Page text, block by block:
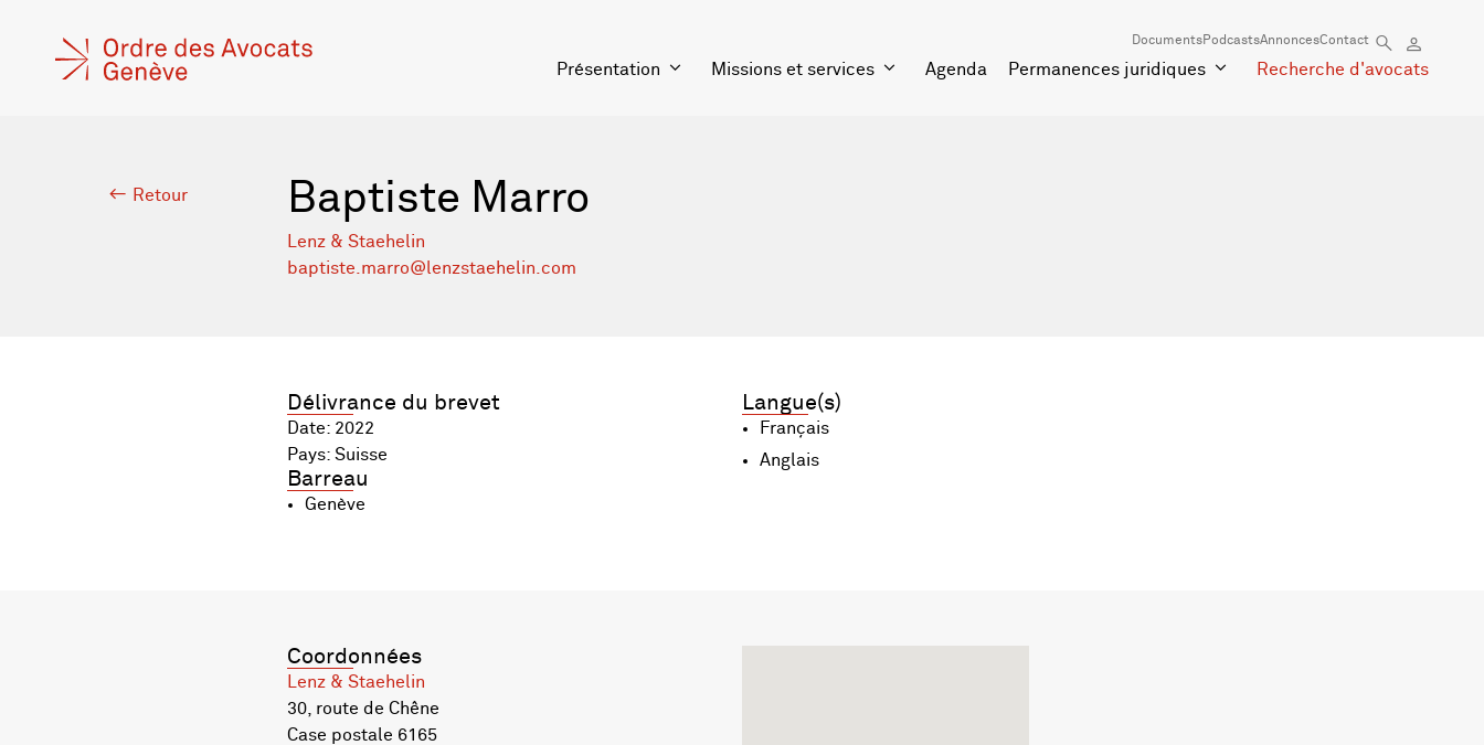
DocumentsPodcastsAnnoncesContact
Présentation Missions et services Agenda Permanences juridiques Recherche d'avocats
Retour Baptiste Marro
Lenz & Staehelin
baptiste.marro@lenzstaehelin.com
Délivrance du brevet
Date: 2022
Pays: Suisse
Barreau
Genève
Langue(s)
Français
Anglais
Coordonnées
Lenz & Staehelin
30, route de Chêne
Case postale 6165